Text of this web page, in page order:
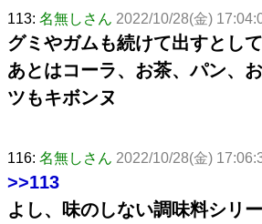
113: 名無しさん 2022/10/28(金)
グミやガムも続けて出すとして
あとはコーラ、お茶、パン、
ツもキボンヌ
116: 名無しさん 2022/10/28(金)
>>113
よし、味のしない調味料シリ